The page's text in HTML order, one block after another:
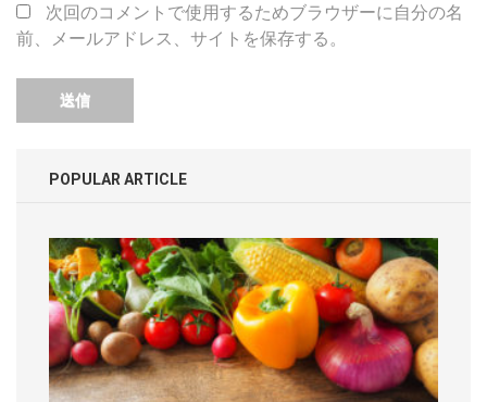
次回のコメントで使用するためブラウザーに自分の名
前、メールアドレス、サイトを保存する。
POPULAR ARTICLE